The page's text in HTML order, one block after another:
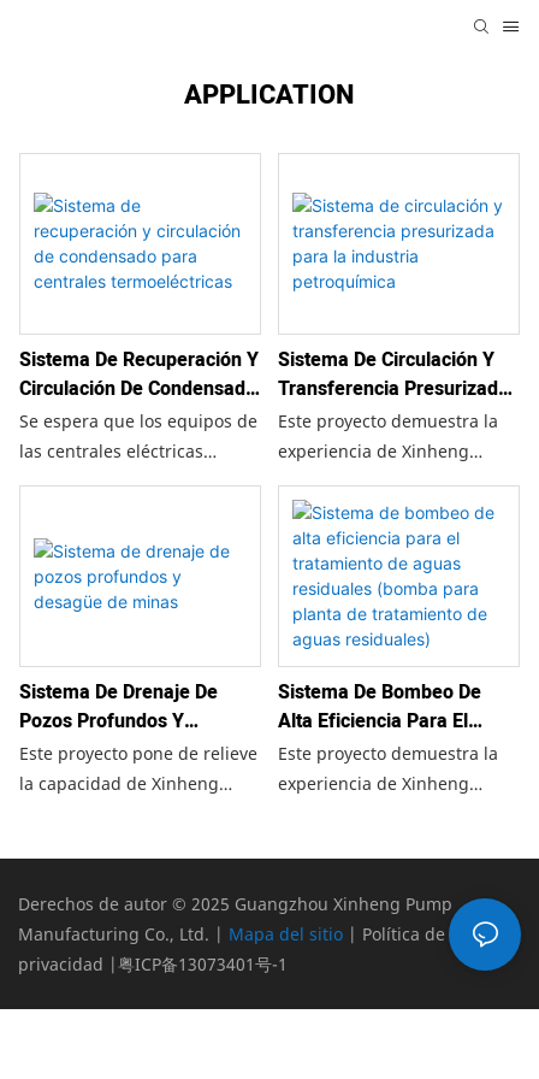
APPLICATION
Sistema De Recuperación Y
Circulación De Condensado
Para Centrales
Termoeléctricas
Se espera que los equipos de
las centrales eléctricas
funcionen de forma fiable
ofrece una planificación
integral de repuestos,
asistencia técnica y un
garantizar que sus sistemas
energéticos sigan
funcionando con la máxima
eficiencia durante toda su
vida útil.
Sistema De Circulación Y
Transferencia Presurizada
Para La Industria
Petroquímica
Este proyecto demuestra la
experiencia de Xinheng
Pump Industry en el
suministro de soluciones de
bombeo de alto rendimiento,
seguras y fiables para las
exigentes necesidades de las
industrias del petróleo, el gas
y el procesamiento químico.
Sistema De Drenaje De
Pozos Profundos Y
Desagüe De Minas
Este proyecto pone de relieve
la capacidad de Xinheng
para las operaciones mineras
modernas en todo el mundo.
Sistema De Bombeo De
Alta Eficiencia Para El
Tratamiento De Aguas
Residuales (bomba Para
Este proyecto demuestra la
experiencia de Xinheng
para modernas instalaciones
de tratamiento de aguas
residuales.
Derechos de autor © 2025 Guangzhou Xinheng Pump
Manufacturing Co., Ltd. | Mapa del sitio | Política de
privacidad |粤ICP备13073401号-1